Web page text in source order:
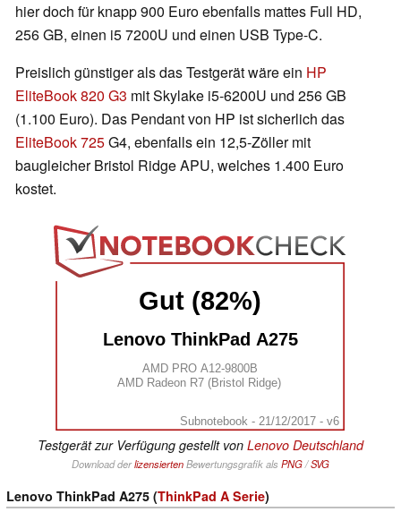
hier doch für knapp 900 Euro ebenfalls mattes Full HD,
256 GB, einen i5 7200U und einen USB Type-C.
Preislich günstiger als das Testgerät wäre ein HP
EliteBook 820 G3 mit Skylake i5-6200U und 256 GB
(1.100 Euro). Das Pendant von HP ist sicherlich das
EliteBook 725G4, ebenfalls ein 12,5-Zöller mit
baugleicher Bristol Ridge APU, welches 1.400 Euro
kostet.
Gut (82%)
Lenovo ThinkPad A275
AMD PRO A12-9800B
AMD Radeon R7 (Bristol Ridge)
Subnotebook - 21/12/2017 - v6
Testgerät zur Verfügung gestellt von Lenovo Deutschland
Download derlizensiertenBewertungsgrafik als PNG/SVG
Lenovo ThinkPad A275 (ThinkPad A Serie)